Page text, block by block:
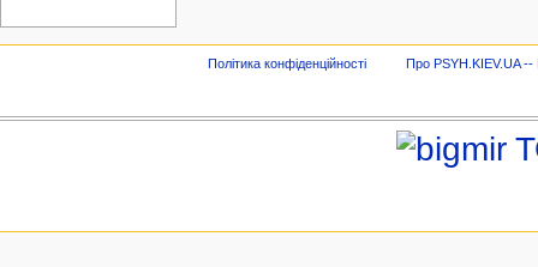
Політика конфіденційності Про PSYH.KIEV.UA --